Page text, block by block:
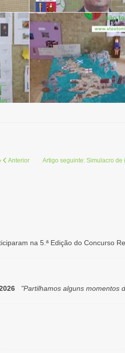
Anterior Artigo seguinte: Simulacro
na 5.ª Edição do Concurso
"Partilhamos alguns momentos